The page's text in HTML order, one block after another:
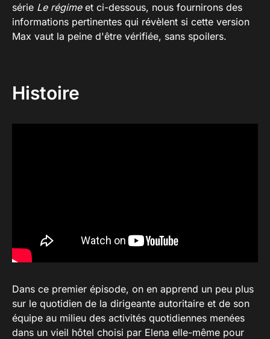
série Le régimeet ci-dessous, nous fournirons des
informations pertinentes qui révèlent si cette version
Max vaut la peine d'être vérifiée, sans spoilers.
Histoire
Dans ce premier épisode, on en apprend un peu plus
sur le quotidien de la dirigeante autoritaire et de son
équipe au milieu des activités quotidiennes menées
dans un vieil hôtel choisi par Elena elle-même pour